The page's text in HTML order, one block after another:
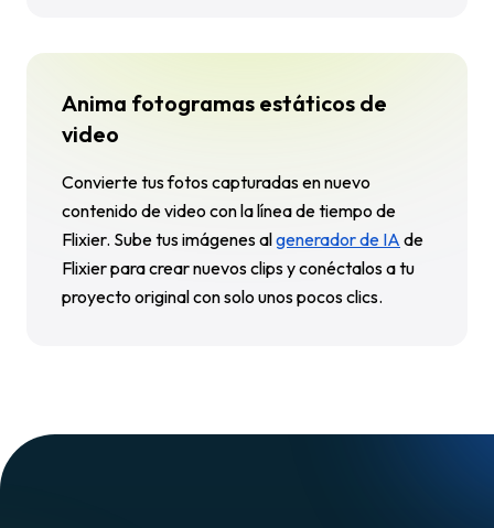
Anima fotogramas estáticos de
video
Convierte tus fotos capturadas en nuevo
contenido de video con la línea de tiempo de
Flixier. Sube tus imágenes algenerador de IA de
Flixier para crear nuevos clips y conéctalos a tu
proyecto original con solo unos pocos clics.